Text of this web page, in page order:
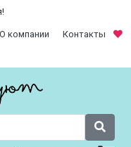
О компании
Контакты